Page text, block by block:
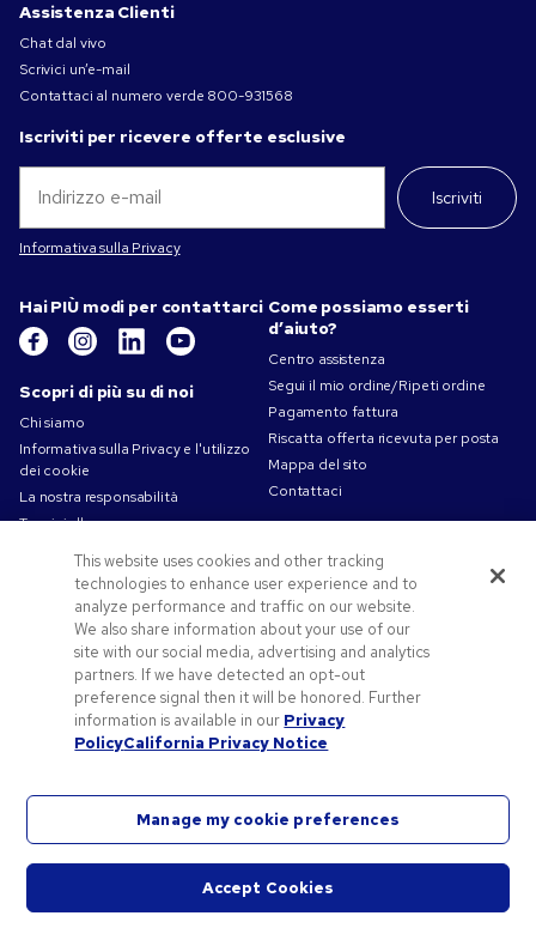
Assistenza Clienti
Chat dal vivo
Scrivici un’e-mail
Contattaci al numero verde 800-931568
Iscriviti per ricevere offerte esclusive
Iscriviti
Informativa sulla Privacy
Hai PIÙ modi per contattarci
Scopri di più su di noi
Chi siamo
Informativa sulla Privacy e l'utilizzo
dei cookie
La nostra responsabilità
Termini d'uso
Condizioni di Vendita
Lavorare in Pens.com
Offerte e risorse
Codici promozionali e coupon
Gadget personalizzati
Spunti Grafici Personalizzazione
Come possiamo esserti
d’aiuto?
Centro assistenza
Segui il mio ordine/Ripeti ordine
Pagamento fattura
Riscatta offerta ricevuta per posta
Mappa del sito
Contattaci
©2026 National Pen Company. Tutti i diritti riservati. Pens.com e il suo logo sono marchi
registrati di proprietà di National Pen Company. Tutti gli altri marchi registrati sono di
chat
This website uses cookies and other tracking
technologies to enhance user experience and to
analyze performance and traffic on our website.
We also share information about your use of our
site with our social media, advertising and analytics
partners. If we have detected an opt-out
preference signal then it will be honored. Further
information is available in our Privacy
PolicyCalifornia Privacy Notice
Manage my cookie preferences
Accept Cookies